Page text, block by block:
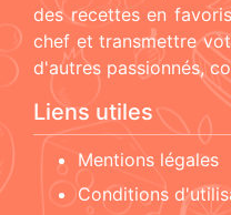
des recettes en
chef et transmettre
d'autres passionnés,
Liens utiles
Mentions légales
Conditions